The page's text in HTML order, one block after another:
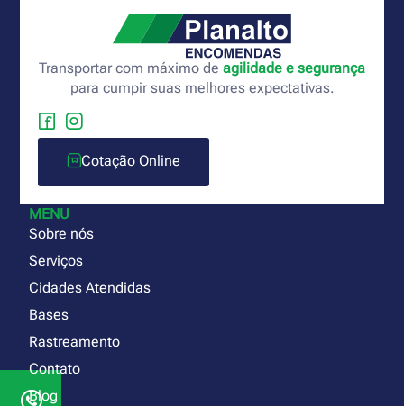
Transportar com máximo de agilidade e segurança
para cumpir suas melhores expectativas.
Cotação Online
MENU
Sobre nós
Serviços
Cidades Atendidas
Bases
Rastreamento
Contato
Blog